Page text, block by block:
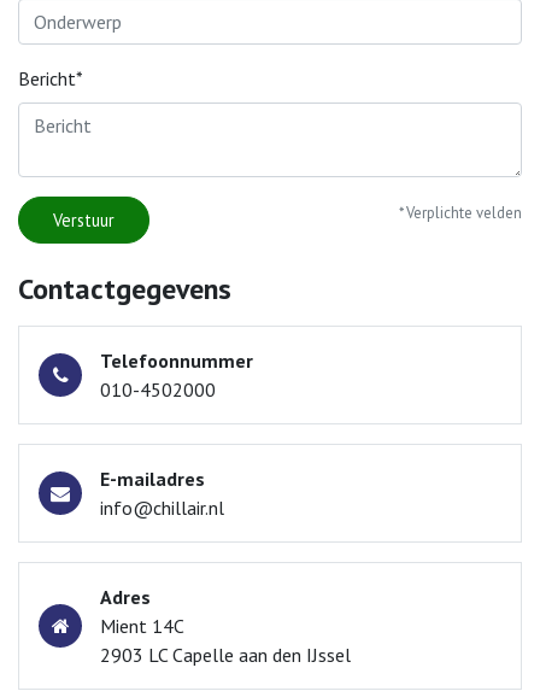
Bericht*
Verstuur * Verplichte velden
Contactgegevens
Telefoonnummer
010-4502000
E-mailadres
info@chillair.nl
Adres
Mient 14C
2903 LC Capelle aan den IJssel